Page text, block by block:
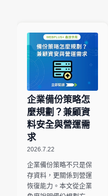
企業備份策略怎
麼規劃？兼顧資
料安全與營運需
求
2026.7.22
企業備份策略不只是保
存資料，更關係到營運
恢復能力。本文從企業